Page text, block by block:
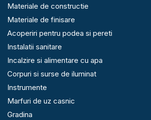
Materiale de constructie
Materiale de finisare
Acoperiri pentru podea si pereti
Instalatii sanitare
Incalzire si alimentare cu apa
Corpuri si surse de iluminat
Instrumente
Marfuri de uz casnic
Gradina